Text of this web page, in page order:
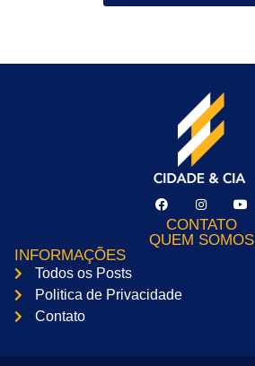
CONTATO
QUEM SOMOS
INFORMAÇÕES
Todos os Posts
Politica de Privacidade
Contato